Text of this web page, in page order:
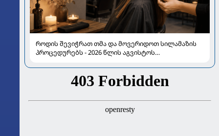
როდის შევიჭრათ თმა და მოვერიდოთ სილამაზის
პროცედურებს - 2026 წლის აგვისტოს